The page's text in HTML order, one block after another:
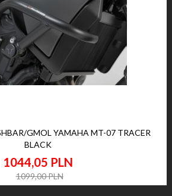
GMOL YAMAHA MT-07 TRACER
BLACK
1044,05 PLN
1099,00 PLN